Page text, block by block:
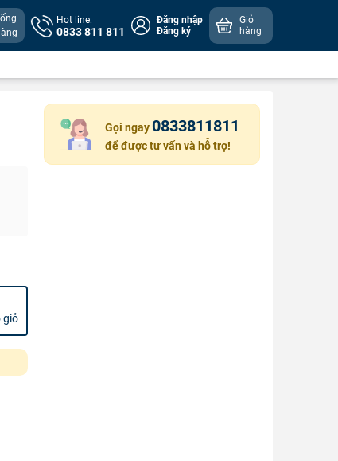
Hot line:
0833 811 811
Đăng nhập
Đăng ký
Giỏ
hàng
giỏ
Gọi ngay 0833811811
để được tư vấn và hỗ trợ!